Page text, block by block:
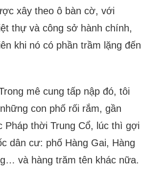
xây theo ô bàn cờ, với
thự và công sở hành chính,
khi nó có phần trầm lặng đến
mê cung tấp nập đó, tôi
con phố rối rắm, gần
thời Trung Cổ, lúc thì gợi
dân cư: phố Hàng Gai, Hàng
và hàng trăm tên khác nữa.